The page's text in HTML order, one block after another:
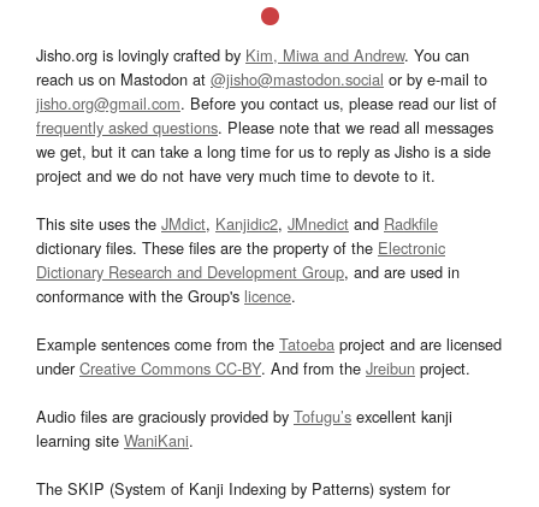
Jisho.org is lovingly crafted by Kim, Miwa and Andrew. You can
reach us on Mastodon at @jisho@mastodon.social or by e-mail to
jisho.org@gmail.com. Before you contact us, please read our list of
frequently asked questions. Please note that we read all messages
we get, but it can take a long time for us to reply as Jisho is a side
project and we do not have very much time to devote to it.
This site uses the JMdict, Kanjidic2, JMnedict and Radkfile
dictionary files. These files are the property of the Electronic
Dictionary Research and Development Group, and are used in
conformance with the Group's licence.
Example sentences come from the Tatoeba project and are licensed
underCreative Commons CC-BY. And from the Jreibun project.
Audio files are graciously provided by Tofugu’s excellent kanji
learning site WaniKani.
The SKIP (System of Kanji Indexing by Patterns) system for